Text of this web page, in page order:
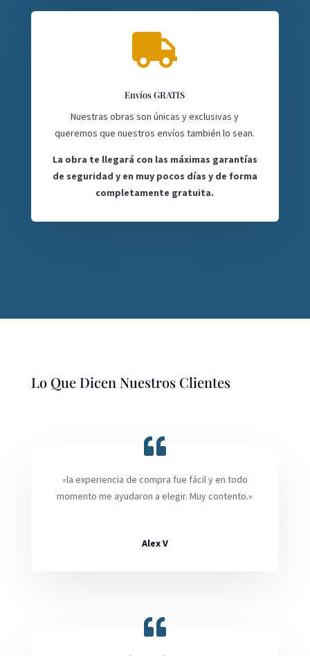

Envíos GRATIS
Nuestras obras son únicas y exclusivas y
queremos que nuestros envíos también lo sean.
La obra te llegará con las máximas garantías
de seguridad y en muy pocos días y de forma
completamente gratuita.
Lo Que Dicen Nuestros Clientes
«la experiencia de compra fue fácil y en todo
momento me ayudaron a elegir. Muy contento.»
Alex V